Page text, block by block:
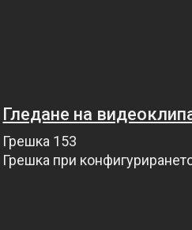
Гледане на
Грешка 153
Грешка при